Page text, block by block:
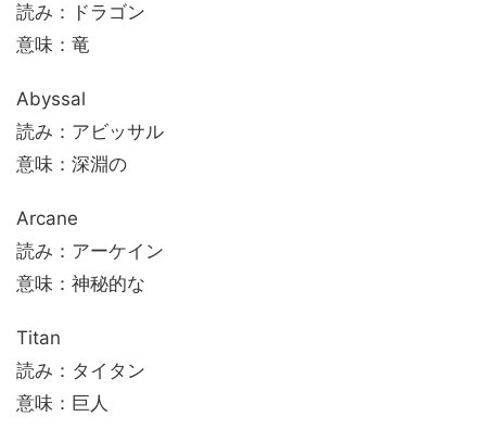
読み：ドラゴン
意味：竜
Abyssal
読み：アビッサル
意味：深淵の
Arcane
読み：アーケイン
意味：神秘的な
Titan
読み：タイタン
意味：巨人